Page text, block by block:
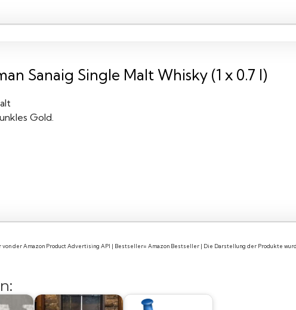
Sanaig Single Malt Whisky (1 x 0.7 l)
Gold.
der Amazon Product Advertising API | Bestseller= Amazon Bestseller | Die Darstellung der Produkte